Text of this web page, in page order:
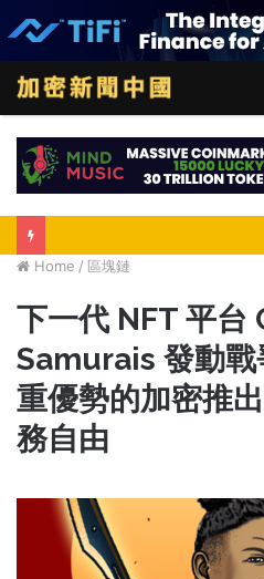
Home / 區塊鏈
下一代 NFT 平台
Samurais 發動戰
重優勢的加密推
務自由